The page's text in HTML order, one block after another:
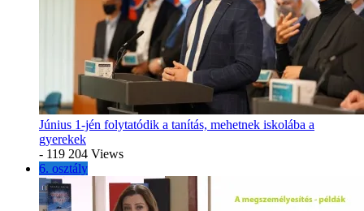
Június 1-jén folytatódik a tanítás, mehetnek iskolába a
gyerekek
- 119 204 Views
6. osztály